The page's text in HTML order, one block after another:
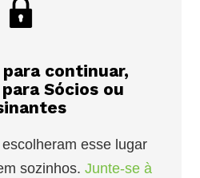
continuar,
Sócios ou
esse lugar
sozinhos. Junte-se à